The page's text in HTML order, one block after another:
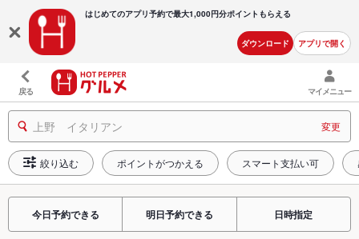
はじめてのアプリ予約で最大1,000円分ポイントもらえる
ダウンロード アプリで開く
戻る マイメニュー
上野 イタリアン 変更
絞り込む ポイントがつかえる スマート支払い可
今日予約できる 明日予約できる 日時指定